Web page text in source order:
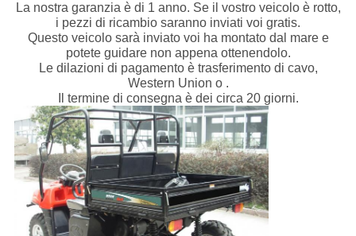
La nostra garanzia è di 1 anno. Se il vostro veicolo è rotto,
i pezzi di ricambio saranno inviati voi gratis.
Questo veicolo sarà inviato voi ha montato dal mare e
potete guidare non appena ottenendolo.
Le dilazioni di pagamento è trasferimento di cavo,
Western Union o .
Il termine di consegna è dei circa 20 giorni.